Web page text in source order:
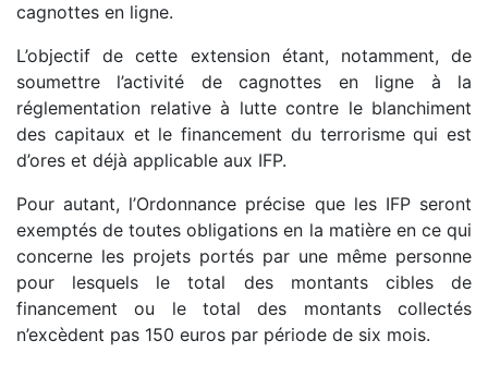
cagnottes en ligne.
L’objectif de cette extension étant, notamment, de
soumettre l’activité de cagnottes en ligne à la
réglementation relative à lutte contre le blanchiment
des capitaux et le financement du terrorisme qui est
d’ores et déjà applicable aux IFP.
Pour autant, l’Ordonnance précise que les IFP seront
exemptés de toutes obligations en la matière en ce qui
concerne les projets portés par une même personne
pour lesquels le total des montants cibles de
financement ou le total des montants collectés
n’excèdent pas 150 euros par période de six mois.